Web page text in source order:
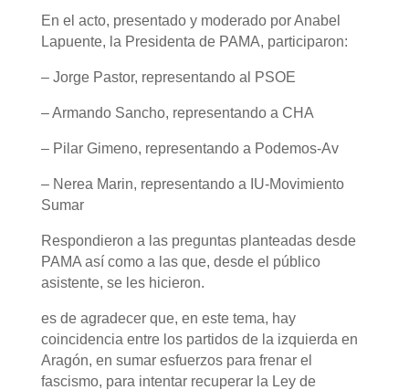
En el acto, presentado y moderado por Anabel
Lapuente, la Presidenta de PAMA, participaron:
– Jorge Pastor, representando al PSOE
– Armando Sancho, representando a CHA
– Pilar Gimeno, representando a Podemos-Av
– Nerea Marin, representando a IU-Movimiento
Sumar
Respondieron a las preguntas planteadas desde
PAMA así como a las que, desde el público
asistente, se les hicieron.
es de agradecer que, en este tema, hay
coincidencia entre los partidos de la izquierda en
Aragón, en sumar esfuerzos para frenar el
fascismo, para intentar recuperar la Ley de